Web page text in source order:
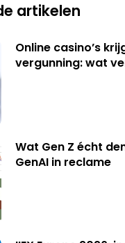
artikelen
Online casino’s
vergunning: wat
Wat Gen Z écht
GenAI in reclame